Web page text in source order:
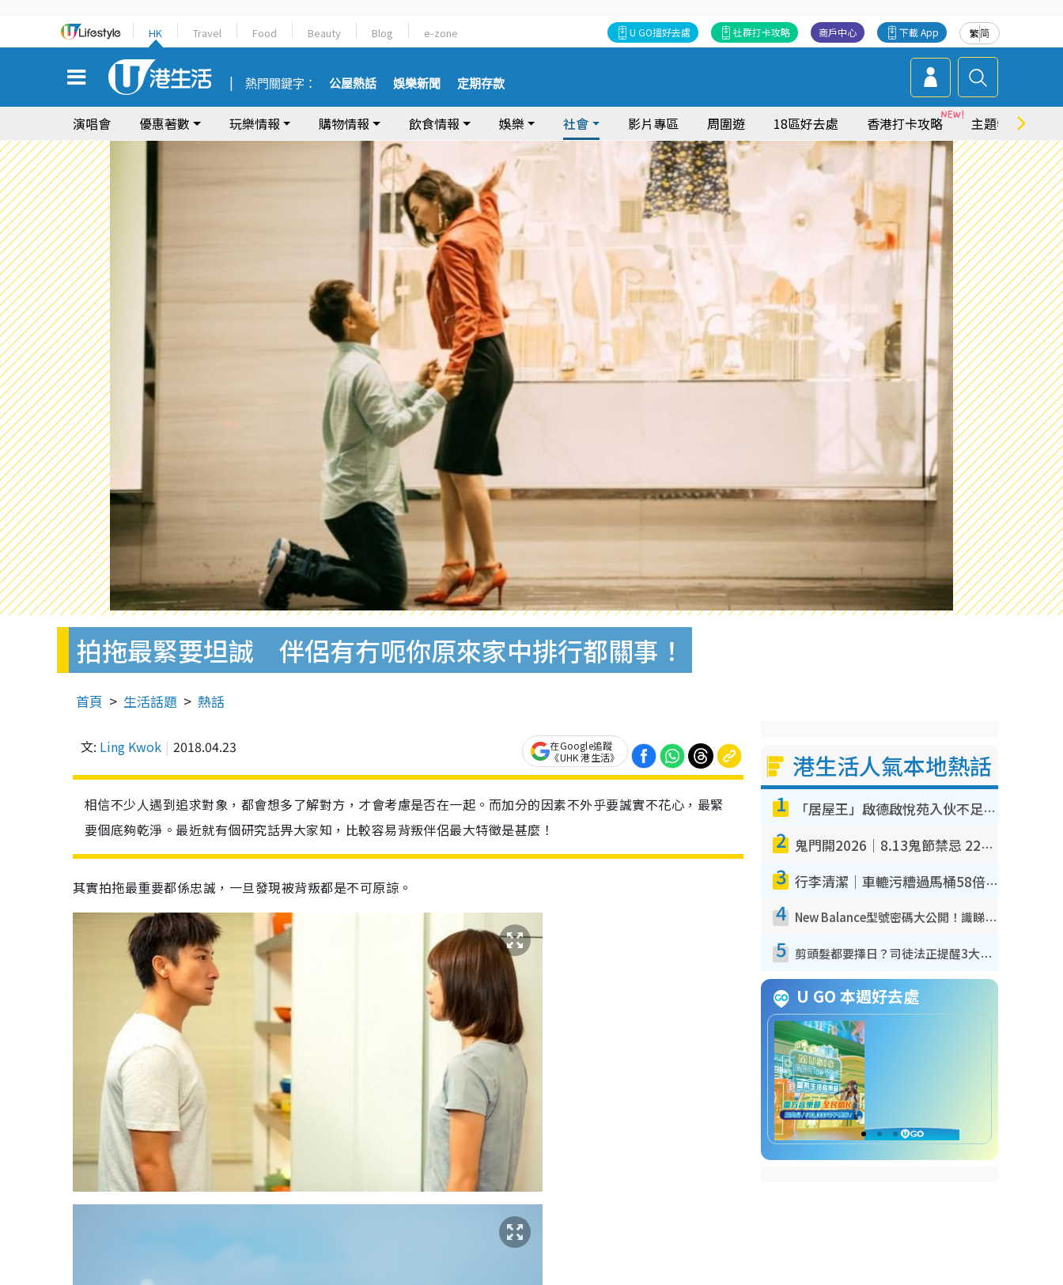
HK Travel Food Beauty Blog e-zone 繁简
下載 App
商戶中心
社群打卡攻略
U GO搵好去處
熱門關鍵字： 公屋熱話 娛樂新聞 定期存款
演唱會 優惠著數 玩樂情報 購物情報 飲食情報 娛樂 社會 影片專區 周圍遊 18區好去處 香港打卡攻略 主題特集
拍拖最緊要坦誠 伴侶有冇呃你原來家中排行都關事！
首頁 生活話題 熱話
文: Ling Kwok 2018.04.23
在Google追蹤
《UHK 港生活》
相信不少人遇到追求對象，都會想多了解對方，才會考慮是否在一起。而加分的因素不外乎要誠實不花心，最緊
要個底夠乾淨。最近就有個研究話畀大家知，比較容易背叛伴侶最大特徵是甚麼！
其實拍拖最重要都係忠誠，一旦發現被背叛都是不可原諒。
港生活人氣本地熱話
1 「居屋王」啟德啟悅苑入伙不足一年淪甩漏之王！插頭噴火花致大停電 多戶業主全屋家電報銷
2 鬼門開2026｜8.13鬼節禁忌 22件事唔做得！燒肉、刺身要少食？半夜勿吹口哨/打呢個電話
3 行李清潔｜車轆污糟過馬桶58倍！專家警告忌用酒精抹 教1招免污手除菌
4 New Balance型號密碼大公開！識睇2個數字買鞋秒知功能免中伏 附5大熱門鞋款
5 剪頭髮都要擇日？司徒法正提醒3大禁忌日子 隨時剪走財運！呢日剪髮恐「剪壽命」？
U GO 本週好去處